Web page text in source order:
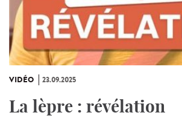
VIDÉO 23.09.2025
La lèpre : révélation